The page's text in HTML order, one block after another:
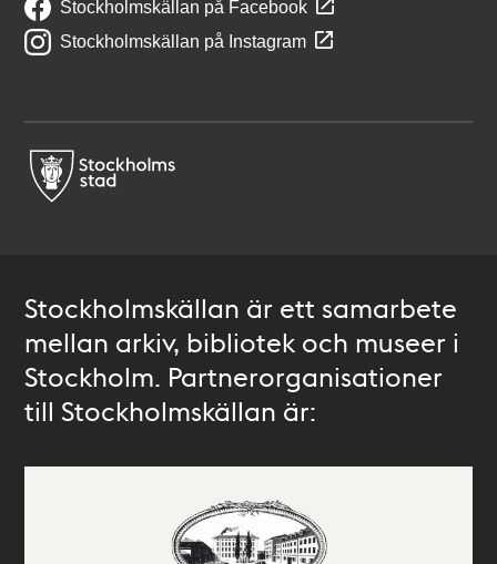
Stockholmskällan på Facebook
Stockholmskällan på Instagram
Stockholmskällan är ett samarbete
mellan arkiv, bibliotek och museer i
Stockholm. Partnerorganisationer
till Stockholmskällan är: